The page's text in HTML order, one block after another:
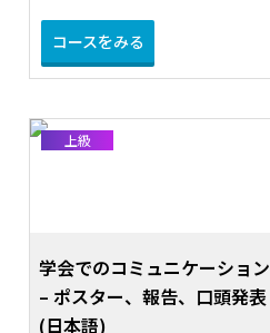
コースをみる
上級
学会でのコミュニケーション
– ポスター、報告、口頭発表
(日本語)